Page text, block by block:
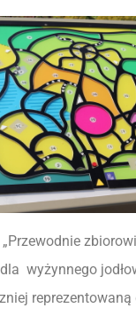
wyżynnego
reprezentowaną